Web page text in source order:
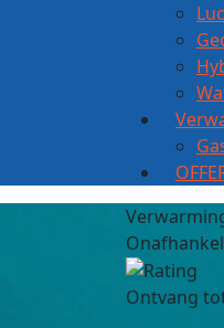
Ontvang